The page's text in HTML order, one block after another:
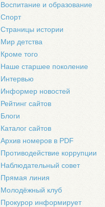
Воспитание и образование
Спорт
Страницы истории
Мир детства
Кроме того
Наше старшее поколение
Интервью
Информер новостей
Рейтинг сайтов
Блоги
Каталог сайтов
Архив номеров в PDF
Противодействие коррупции
Наблюдательный совет
Прямая линия
Молодёжный клуб
Прокурор информирует